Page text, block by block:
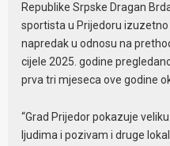
Republike Srpske Dragan
sportista u Prijedoru
napredak u odnosu na
cijele 2025. godine
prva tri mjeseca ove godine
“Grad Prijedor pokazuje
ljudima i pozivam i druge